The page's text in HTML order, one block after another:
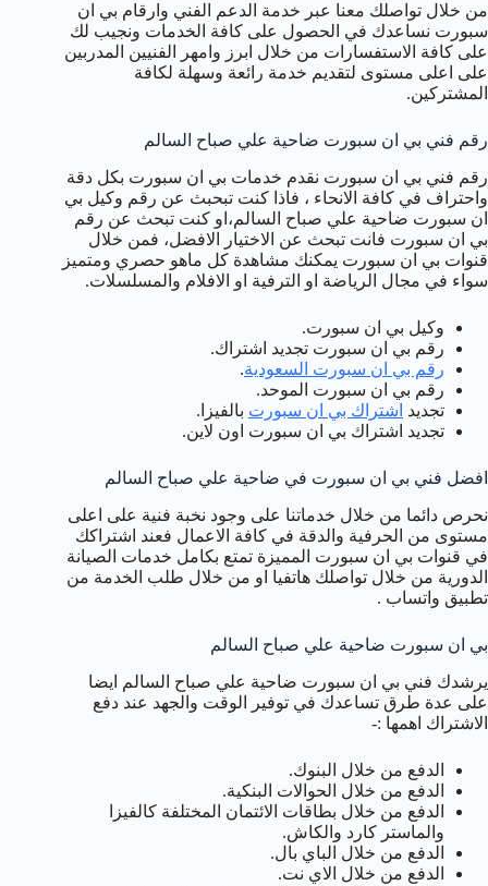
من خلال تواصلك معنا عبر خدمة الدعم الفني وارقام بي ان
سبورت نساعدك في الحصول على كافة الخدمات ونجيب لك
على كافة الاستفسارات من خلال ابرز وامهر الفنيين المدربين
على اعلى مستوى لتقديم خدمة رائعة وسهلة لكافة
المشتركين.
رقم فني بي ان سبورت ضاحية علي صباح السالم
رقم فني بي ان سبورت نقدم خدمات بي ان سبورت بكل دقة
واحتراف في كافة الانحاء ، فاذا كنت تبحبث عن رقم وكيل بي
ان سبورت ضاحية علي صباح السالم،او كنت تبحث عن رقم
بي ان سبورت فانت تبحث عن الاختيار الافضل، فمن خلال
قنوات بي ان سبورت يمكنك مشاهدة كل ماهو حصري ومتميز
سواء في مجال الرياضة او الترفية او الافلام والمسلسلات.
وكيل بي ان سبورت.
رقم بي ان سبورت تجديد اشتراك.
رقم بي ان سبورت السعودية.
رقم بي ان سبورت الموحد.
تجديد اشتراك بي ان سبورت بالفيزا.
تجديد اشتراك بي ان سبورت اون لاين.
افضل فني بي ان سبورت في ضاحية علي صباح السالم
نحرص دائما من خلال خدماتنا على وجود نخبة فنية على اعلى
مستوى من الحرفية والدقة في كافة الاعمال فعند اشتراكك
في قنوات بي ان سبورت المميزة تمتع بكامل خدمات الصيانة
الدورية من خلال تواصلك هاتفيا او من خلال طلب الخدمة من
تطبيق واتساب .
بي ان سبورت ضاحية علي صباح السالم
يرشدك فني بي ان سبورت ضاحية علي صباح السالم ايضا
على عدة طرق تساعدك في توفير الوقت والجهد عند دفع
الاشتراك اهمها :-
الدفع من خلال البنوك.
الدفع من خلال الحوالات البنكية.
الدفع من خلال بطاقات الائتمان المختلفة كالفيزا
والماستر كارد والكاش.
الدفع من خلال الباي بال.
الدفع من خلال الاي نت.